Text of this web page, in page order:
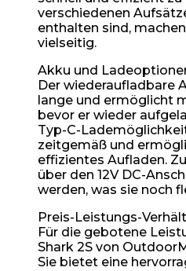
verschiedenen
enthalten sind,
vielseitig.
Akku und
Der wiederaufladbare
lange und ermöglicht
bevor er wieder
Typ-C-
zeitgemäß und
effizientes Aufladen.
über den 12V DC-
werden, was sie noch
Preis-Leistungs-
Für die gebotene
Shark 2S von
Sie bietet eine